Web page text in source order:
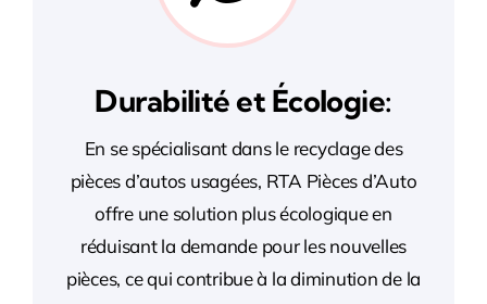
Durabilité et Écologie:
En se spécialisant dans le recyclage des
pièces d’autos usagées, RTA Pièces d’Auto
offre une solution plus écologique en
réduisant la demande pour les nouvelles
pièces, ce qui contribue à la diminution de la